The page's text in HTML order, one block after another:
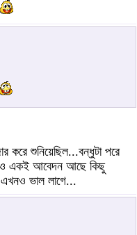
করে শুনিয়েছিল...বন্ধুটা পরে
একই আবেদন আছে কিছু
ভাল লাগে...